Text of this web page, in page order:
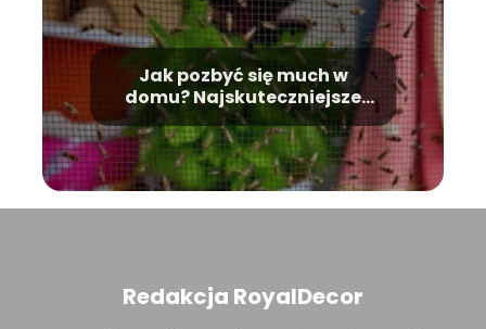
Jak pozbyć się much w
domu? Najskuteczniejsze
metody radzenia sobie z
nimi
Redakcja RoyalDecor